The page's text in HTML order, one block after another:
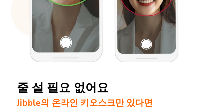
줄 설 필요 없어요
Jibble의 온라인 키오스크만 있다면